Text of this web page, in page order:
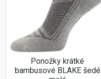
Ponožky krátké
bambusové BLAKE šedé